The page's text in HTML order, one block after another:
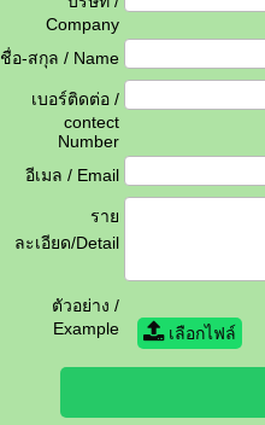
Company
ชื่อ-สกุล / Name
เบอร์ติดต่อ /
contect
Number
อีเมล / Email
ราย
ละเอียด/Detail
ตัวอย่าง /
Example
เลือกไฟล์